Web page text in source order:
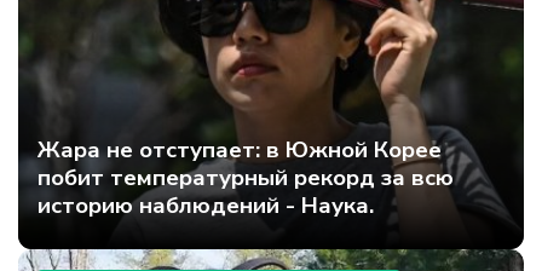
Жара не отступает: в Южной Корее
побит температурный рекорд за всю
историю наблюдений - Наука.